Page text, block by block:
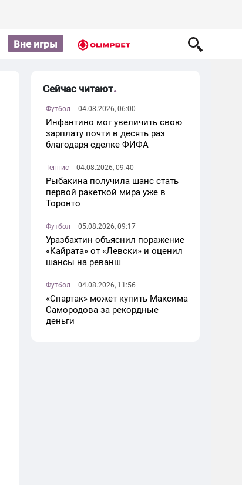
Вне игры
Сейчас читают
Футбол 04.08.2026, 06:00
Инфантино мог увеличить свою
зарплату почти в десять раз
благодаря сделке ФИФА
Теннис 04.08.2026, 09:40
Рыбакина получила шанс стать
первой ракеткой мира уже в
Торонто
Футбол 05.08.2026, 09:17
Уразбахтин объяснил поражение
«Кайрата» от «Левски» и оценил
шансы на реванш
Футбол 04.08.2026, 11:56
«Спартак» может купить Максима
Самородова за рекордные
деньги